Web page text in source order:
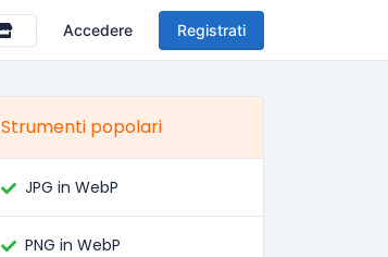
Accedere Registrati
Strumenti popolari
JPG in WebP
PNG in WebP